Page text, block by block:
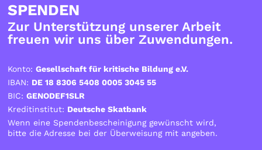
SPENDEN
Zur Unterstützung unserer Arbeit
freuen wir uns über Zuwendungen.
Konto:Gesellschaft für kritische Bildung e.V.
IBAN: DE 18 8306 5408 0005 3045 55
BIC:GENODEF1SLR
Kreditinstitut: Deutsche Skatbank
Wenn eine Spendenbescheinigung gewünscht wird,
bitte die Adresse bei der Überweisung mit angeben.